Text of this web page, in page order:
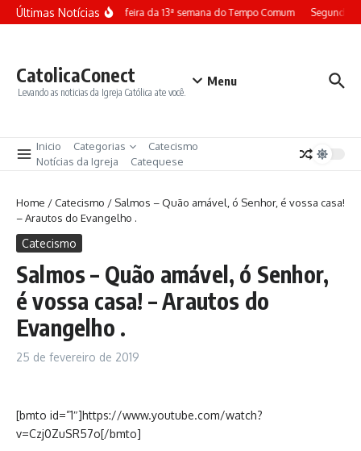
Ir para o conteúdo
Últimas NotíciasTerça-feira da 13ª semana do Tempo Comum Segunda-
CatolicaConect
Levando as noticias da Igreja Católica ate você.
Menu
Inicio Categorias
Catecismo
Notícias da Igreja
Catequese
Home /Catecismo / Salmos – Quão amável, ó Senhor, é vossa casa!
– Arautos do Evangelho .
Catecismo
Salmos – Quão amável, ó Senhor,
é vossa casa! – Arautos do
Evangelho .
25 de fevereiro de 2019
[bmto id=”1″]https://www.youtube.com/watch?
v=Czj0ZuSR57o[/bmto]